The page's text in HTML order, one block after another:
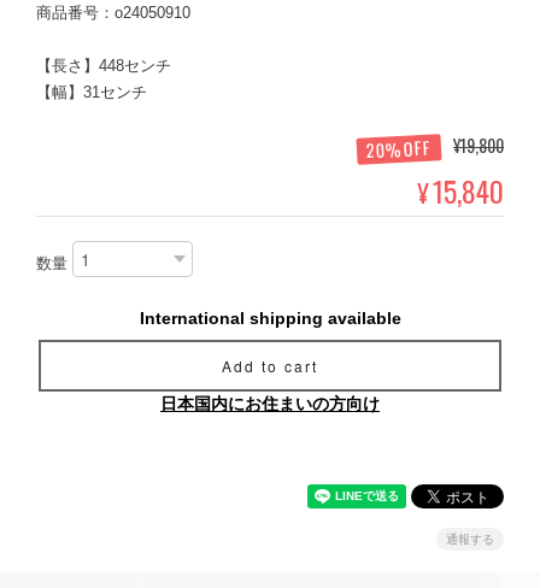
商品番号：o24050910
【長さ】448センチ
【幅】31センチ
20%OFF ¥19,800
¥15,840
数量
International shipping available
Add to cart
日本国内にお住まいの方向け
通報する